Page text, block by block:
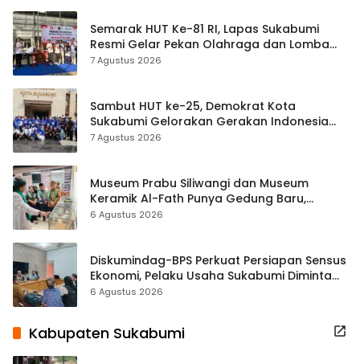
Semarak HUT Ke-81 RI, Lapas Sukabumi
Resmi Gelar Pekan Olahraga dan Lomba
Tradisional
7 Agustus 2026
Sambut HUT ke-25, Demokrat Kota
Sukabumi Gelorakan Gerakan Indonesia
ASRI Lewat Aksi Bersih Masjid Agung
7 Agustus 2026
Museum Prabu Siliwangi dan Museum
Keramik Al-Fath Punya Gedung Baru,
Hampir 500 Koleksi Dipisahkan
6 Agustus 2026
Diskumindag-BPS Perkuat Persiapan Sensus
Ekonomi, Pelaku Usaha Sukabumi Diminta
Terbuka Beri Data
6 Agustus 2026
Kabupaten Sukabumi